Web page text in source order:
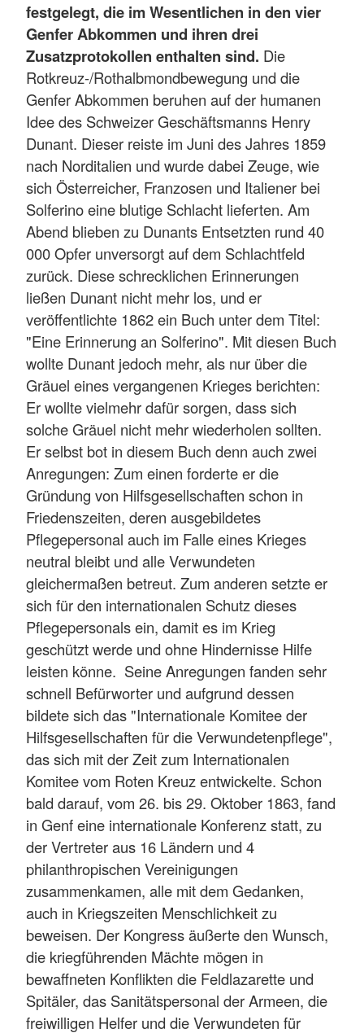
festgelegt, die im Wesentlichen in den vier
Genfer Abkommen und ihren drei
Zusatzprotokollen enthalten sind. Die
Rotkreuz-/Rothalbmondbewegung und die
Genfer Abkommen beruhen auf der humanen
Idee des Schweizer Geschäftsmanns Henry
Dunant. Dieser reiste im Juni des Jahres 1859
nach Norditalien und wurde dabei Zeuge, wie
sich Österreicher, Franzosen und Italiener bei
Solferino eine blutige Schlacht lieferten. Am
Abend blieben zu Dunants Entsetzten rund 40
000 Opfer unversorgt auf dem Schlachtfeld
zurück. Diese schrecklichen Erinnerungen
ließen Dunant nicht mehr los, und er
veröffentlichte 1862 ein Buch unter dem Titel:
"Eine Erinnerung an Solferino". Mit diesen Buch
wollte Dunant jedoch mehr, als nur über die
Gräuel eines vergangenen Krieges berichten:
Er wollte vielmehr dafür sorgen, dass sich
solche Gräuel nicht mehr wiederholen sollten.
Er selbst bot in diesem Buch denn auch zwei
Anregungen: Zum einen forderte er die
Gründung von Hilfsgesellschaften schon in
Friedenszeiten, deren ausgebildetes
Pflegepersonal auch im Falle eines Krieges
neutral bleibt und alle Verwundeten
gleichermaßen betreut. Zum anderen setzte er
sich für den internationalen Schutz dieses
Pflegepersonals ein, damit es im Krieg
geschützt werde und ohne Hindernisse Hilfe
leisten könne. Seine Anregungen fanden sehr
schnell Befürworter und aufgrund dessen
bildete sich das "Internationale Komitee der
Hilfsgesellschaften für die Verwundetenpflege",
das sich mit der Zeit zum Internationalen
Komitee vom Roten Kreuz entwickelte. Schon
bald darauf, vom 26. bis 29. Oktober 1863, fand
in Genf eine internationale Konferenz statt, zu
der Vertreter aus 16 Ländern und 4
philanthropischen Vereinigungen
zusammenkamen, alle mit dem Gedanken,
auch in Kriegszeiten Menschlichkeit zu
beweisen. Der Kongress äußerte den Wunsch,
die kriegführenden Mächte mögen in
bewaffneten Konflikten die Feldlazarette und
Spitäler, das Sanitätspersonal der Armeen, die
freiwilligen Helfer und die Verwundeten für